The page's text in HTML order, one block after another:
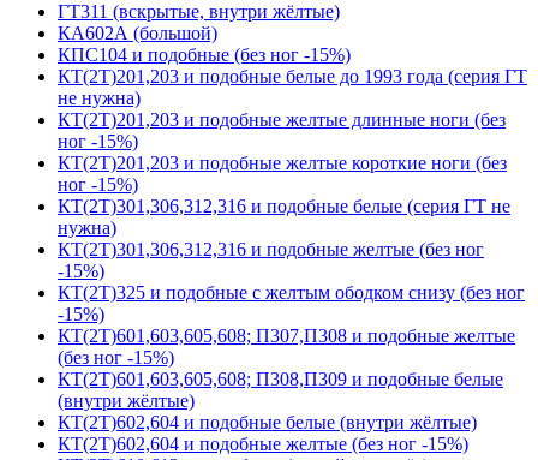
ГТ311 (вскрытые, внутри жёлтые)
КА602А (большой)
КПС104 и подобные (без ног -15%)
КТ(2Т)201,203 и подобные белые до 1993 года (серия ГТ
не нужна)
КТ(2Т)201,203 и подобные желтые длинные ноги (без
ног -15%)
КТ(2Т)201,203 и подобные желтые короткие ноги (без
ног -15%)
КТ(2Т)301,306,312,316 и подобные белые (серия ГТ не
нужна)
КТ(2Т)301,306,312,316 и подобные желтые (без ног
-15%)
КТ(2Т)325 и подобные с желтым ободком снизу (без ног
-15%)
КТ(2Т)601,603,605,608; П307,П308 и подобные желтые
(без ног -15%)
КТ(2Т)601,603,605,608; П308,П309 и подобные белые
(внутри жёлтые)
КТ(2Т)602,604 и подобные белые (внутри жёлтые)
КТ(2Т)602,604 и подобные желтые (без ног -15%)